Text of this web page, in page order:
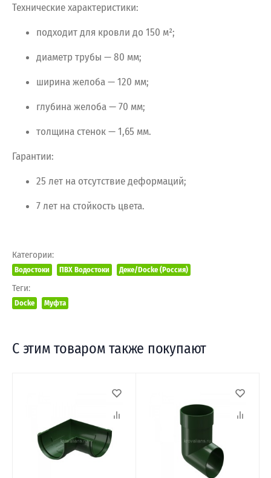
Техническиехарактеристики:
подходитдля кровли до 150 м²;
диаметр трубы — 80 мм;
ширинажелоба— 120 мм;
глубинажелоба— 70 мм;
толщина стенок— 1,65 мм.
Гарантии:
25 лет на отсутствиедеформаций;
7лет на стойкость цвета.
Категории:
Водостоки ПВХ Водостоки Деке/Docke (Россия)
Теги:
Docke Муфта
С этим товаром также покупают